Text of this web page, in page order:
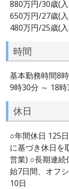
880万円/30歳(
650万円/27歳(
480万円/25歳(
時間
基本勤務時間8
9時30分 ～ 18時
休日
○年間休日 125
に基づき休日を
営業) ○長期連続
始7日間、オフ
10日